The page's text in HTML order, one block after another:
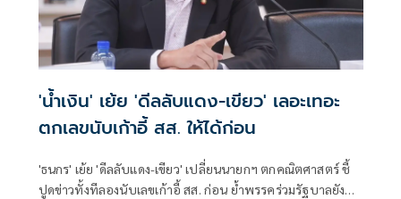
'น้ำเงิน' เย้ย 'ดีลลับแดง-เขียว' เลอะเทอะ
ตกเลขนับเก้าอี้ สส. ให้ได้ก่อน
'ธนกร' เย้ย 'ดีลลับแดง-เขียว' เปลี่ยนนายกฯ ตกคณิตศาสตร์ ชี้
ปูดข่าวทั้งทีลองนับเลขเก้าอี้ สส. ก่อน ย้ำพรรคร่วมรัฐบาลยัง